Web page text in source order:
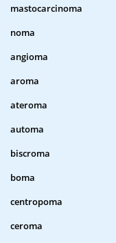
mastocarcinoma
noma
angioma
aroma
ateroma
automa
biscroma
boma
centropoma
ceroma